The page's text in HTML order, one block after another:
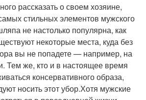
рассказать о своем хозяине,
стильных элементов мужского
не настолько популярна, как
некоторые места, куда без
вы не попадете — например, на
Тем же, кто и в настоящее время
консервативного образа,
носить этот убор.Хотя мужские